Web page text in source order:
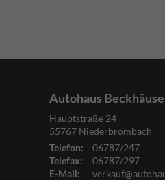
Autohaus
Hauptstraße 24
55767 Niederbrombach
Telefon:
06787/247
Telefax:
06787/297
E-Mail: